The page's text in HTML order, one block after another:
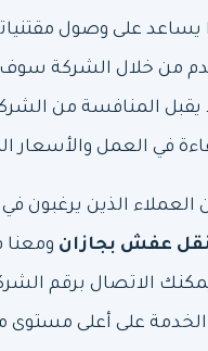
يساعد على وصول
من خلال الشركة
يقبل المنافسة من
في العمل والأسعار
العملاء الذين
عفش بجازان ومعنا
يمكنك الاتصال برقم
على أعلى مستوى